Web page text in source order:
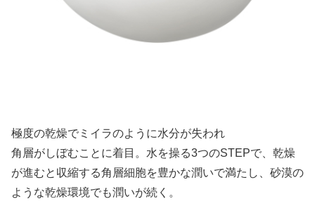
極度の乾燥でミイラのように水分が失われ
角層がしぼむことに着目。水を操る3つのSTEPで、乾燥
が進むと収縮する角層細胞を豊かな潤いで満たし、砂漠の
ような乾燥環境でも潤いが続く。